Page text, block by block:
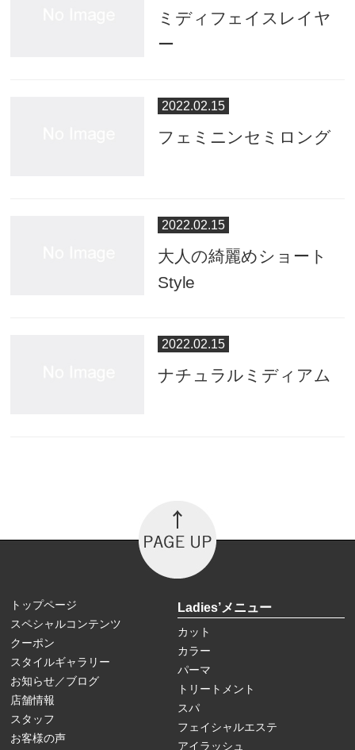
ミディフェイスレイヤ
ー
2022.02.15
フェミニンセミロング
2022.02.15
大人の綺麗めショート
Style
2022.02.15
ナチュラルミディアム
トップページ
スペシャルコンテンツ
クーポン
スタイルギャラリー
お知らせ／ブログ
店舗情報
スタッフ
お客様の声
Ladies’メニュー
カット
カラー
パーマ
トリートメント
スパ
フェイシャルエステ
アイラッシュ